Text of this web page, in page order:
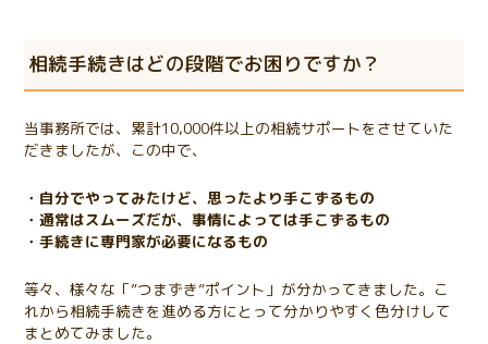
相続手続きはどの段階でお困りですか？
当事務所では、累計10,000件以上の相続サポートをさせていた
だきましたが、この中で、
・自分でやってみたけど、思ったより手こずるもの
・通常はスムーズだが、事情によっては手こずるもの
・手続きに専門家が必要になるもの
等々、様々な「”つまずき”ポイント」が分かってきました。こ
れから相続手続きを進める方にとって分かりやすく色分けして
まとめてみました。